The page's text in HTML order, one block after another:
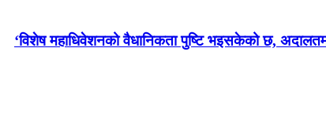
‘विशेष महाधिवेशनको वैधानिकता पुष्टि भइसकेको छ, अदालतमा